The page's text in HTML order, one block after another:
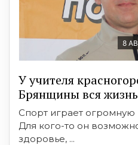
8
У учителя
Брянщины вся
Спорт играет
Для кого-то он
здоровье, ...